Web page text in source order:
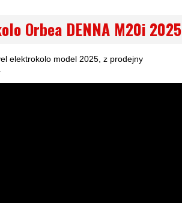
Orbea DENNA M20i 2025
elektrokolo model 2025, z prodejny